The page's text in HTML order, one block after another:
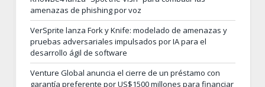
amenazas de phishing por voz
VerSprite lanza Fork y Knife: modelado de amenazas y
pruebas adversariales impulsados por IA para el
desarrollo ágil de software
Venture Global anuncia el cierre de un préstamo con
garantía preferente por US$1500 millones para financiar